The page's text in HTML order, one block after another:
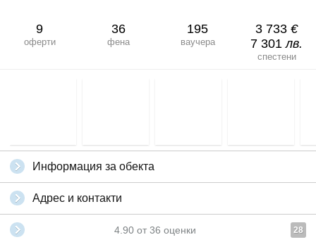
9
оферти
36
фена
195
ваучера
3 733 €
7 301лв.
спестени
Информация за обекта
Адрес и контакти
4.90 от 36 оценки 28